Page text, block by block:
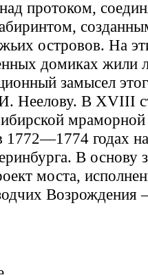
протоком,
островов. На
домиках жили
замысел
Неелову. В XVIII
мраморной
1772—1774 годах
В основу
моста,